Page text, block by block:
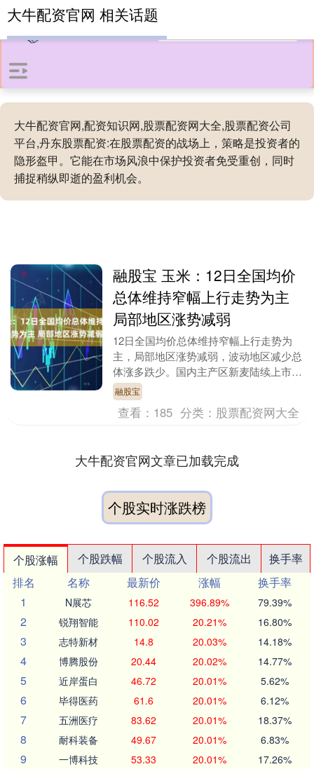
大牛配资官网,配资知识网,股票配资网大全,股票配资公司
平台,丹东股票配资:在股票配资的战场上，策略是投资者的
隐形盔甲。它能在市场风浪中保护投资者免受重创，同时
捕捉稍纵即逝的盈利机会。
大牛配资官网 相关话题
融股宝 玉米：12日全国均价
总体维持窄幅上行走势为主
局部地区涨势减弱
12日全国均价总体维持窄幅上行走势为
主，局部地区涨势减弱，波动地区减少总
体涨多跌少。国内主产区新麦陆续上市且
价格偏低融股宝，部分贸易商忙于新麦购
销活动，玉米流通....
融股宝
查看： 185 分类： 股票配资网大全
大牛配资官网文章已加载完成
个股实时涨跌榜
个股涨幅 个股跌幅 个股流入 个股流出
换手率
排名
名称 最新价 涨幅
换手率
1
N展芯 116.52 396.89% 79.39%
2 锐翔智能 110.02 20.21% 16.80%
3 志特新材 14.8 20.03% 14.18%
4 博腾股份 20.44 20.02% 14.77%
5 近岸蛋白 46.72 20.01% 5.62%
6 毕得医药 61.6 20.01% 6.12%
7 五洲医疗 83.62 20.01% 18.37%
8 耐科装备 49.67 20.01% 6.83%
9 一博科技 53.33 20.01% 17.26%